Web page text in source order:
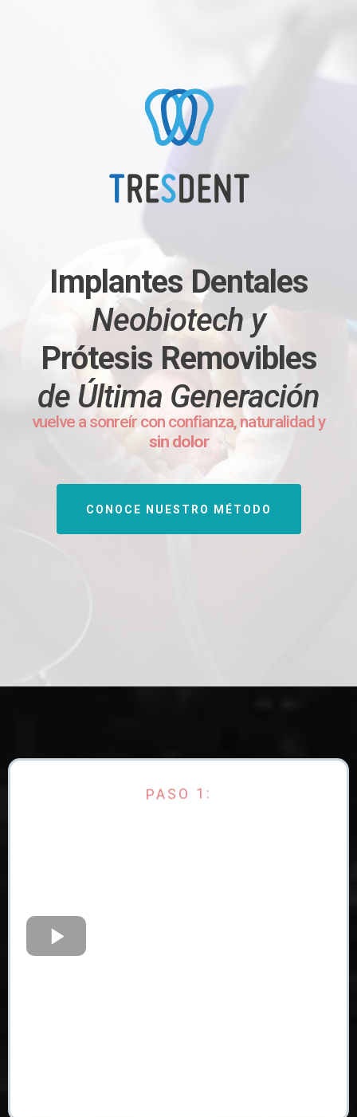
Implantes Dentales
Neobiotech y
Prótesis Removibles
de Última Generación
vuelve a sonreír con confianza, naturalidad y
sin dolor
CONOCE NUESTRO MÉTODO
PASO 1: